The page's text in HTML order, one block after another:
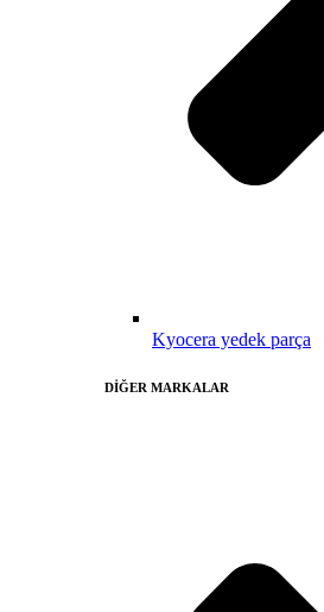
Kyocera yedek parça
DİĞER MARKALAR